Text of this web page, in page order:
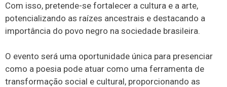
Com isso, pretende-se fortalecer a cultura e a arte,
potencializando as raízes ancestrais e destacando a
importância do povo negro na sociedade brasileira.
O evento será uma oportunidade única para presenciar
como a poesia pode atuar como uma ferramenta de
transformação social e cultural, proporcionando as